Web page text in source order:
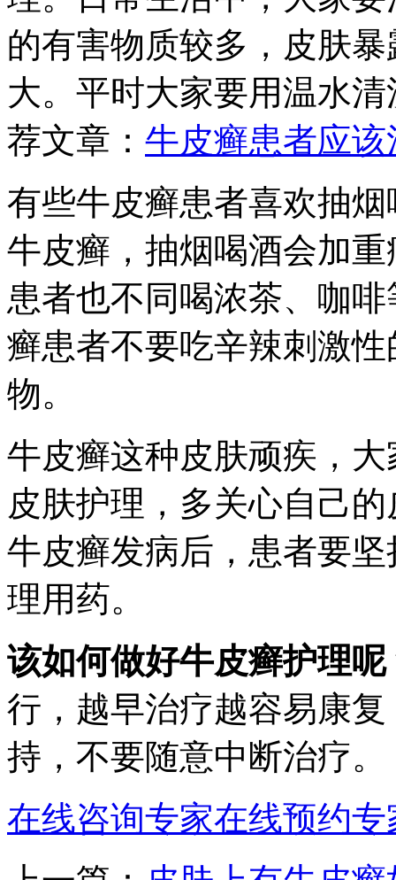
的有害物质较多，皮肤
大。平时大家要用温水
荐文章： 牛皮癣患者应
有些牛皮癣患者喜欢抽
牛皮癣，抽烟喝酒会加
患者也不同喝浓茶、咖
癣患者不要吃辛辣刺激
物。
牛皮癣这种皮肤顽疾，
皮肤护理，多关心自己
牛皮癣发病后，患者要
理用药。
该如何做好牛皮癣护理呢
行，越早治疗越容易康
持，不要随意中断治疗。
在线咨询专家在线预约专